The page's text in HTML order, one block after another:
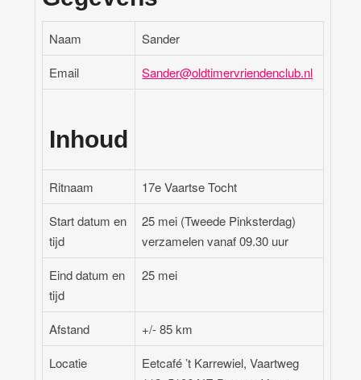
Naam
Sander
Email
Sander@oldtimervriendenclub.nl
Inhoud
Ritnaam
17e Vaartse Tocht
Start datum en
tijd
25 mei (Tweede Pinksterdag)
verzamelen vanaf 09.30 uur
Eind datum en
tijd
25 mei
Afstand
+/- 85 km
Locatie
Eetcafé ’t Karrewiel, Vaartweg